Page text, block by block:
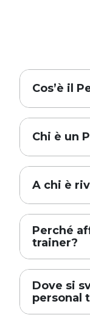
Cos’è il
Chi è un
A chi è
Perché
trainer?
Dove si
personal